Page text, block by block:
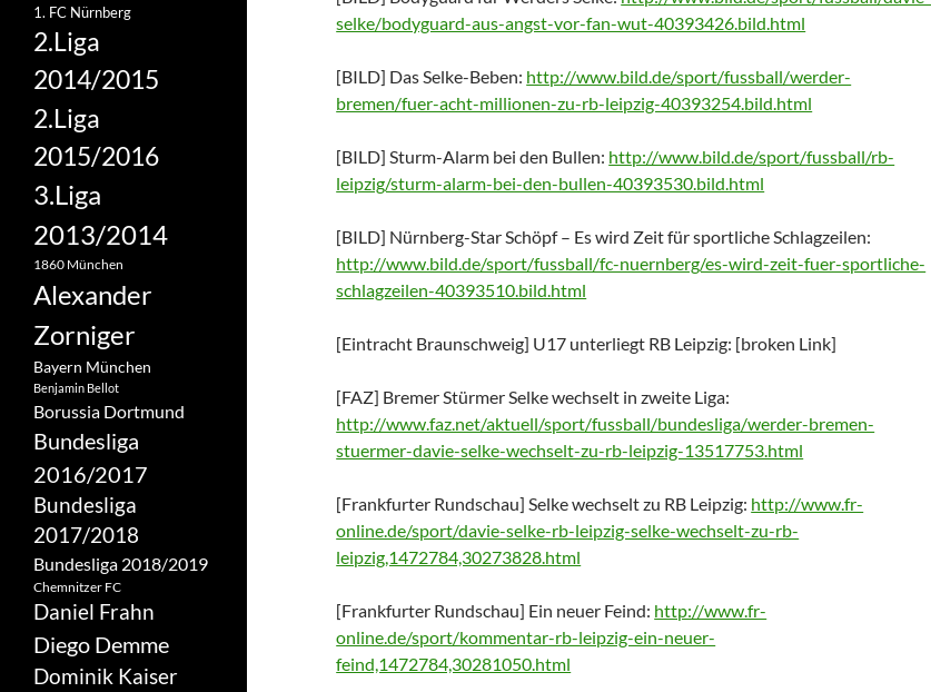
selke/bodyguard-aus-angst-vor-fan-wut-40393426.bild.html
[BILD] Das Selke-Beben: http://www.bild.de/sport/fussball/werder-
bremen/fuer-acht-millionen-zu-rb-leipzig-40393254.bild.html
[BILD] Sturm-Alarm bei den Bullen: http://www.bild.de/sport/fussball/rb-
leipzig/sturm-alarm-bei-den-bullen-40393530.bild.html
[BILD] Nürnberg-Star Schöpf – Es wird Zeit für sportliche Schlagzeilen:
http://www.bild.de/sport/fussball/fc-nuernberg/es-wird-zeit-fuer-sportliche-
schlagzeilen-40393510.bild.html
[Eintracht Braunschweig] U17 unterliegt RB Leipzig: [broken Link]
[FAZ] Bremer Stürmer Selke wechselt in zweite Liga:
http://www.faz.net/aktuell/sport/fussball/bundesliga/werder-bremen-
stuermer-davie-selke-wechselt-zu-rb-leipzig-13517753.html
[Frankfurter Rundschau] Selke wechselt zu RB Leipzig: http://www.fr-
online.de/sport/davie-selke-rb-leipzig-selke-wechselt-zu-rb-
leipzig,1472784,30273828.html
[Frankfurter Rundschau] Ein neuer Feind: http://www.fr-
online.de/sport/kommentar-rb-leipzig-ein-neuer-
feind,1472784,30281050.html
1. FC Nürnberg
2.Liga
2014/2015
2.Liga
2015/2016
3.Liga
2013/2014
1860 München
Alexander
Zorniger
Bayern München
Benjamin Bellot
Borussia Dortmund
Bundesliga
2016/2017
Bundesliga
2017/2018
Bundesliga 2018/2019
Chemnitzer FC
Daniel Frahn
Diego Demme
Dominik Kaiser